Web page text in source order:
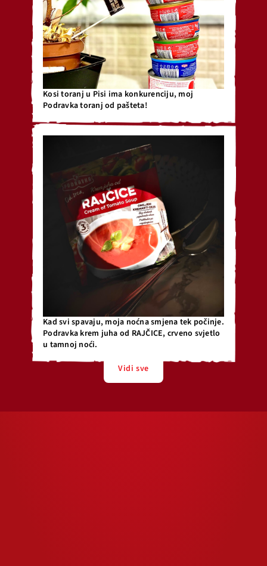
Kosi toranj u Pisi ima konkurenciju, moj
Podravka toranj od pašteta!
Kad svi spavaju, moja noćna smjena tek počinje.
Podravka krem juha od RAJČICE, crveno svjetlo
u tamnoj noći.
Vidi sve